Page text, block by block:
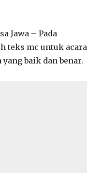
Jawa – Pada
teks mc untuk acara
baik dan benar.